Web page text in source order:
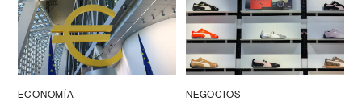
ECONOMÍA NEGOCIOS